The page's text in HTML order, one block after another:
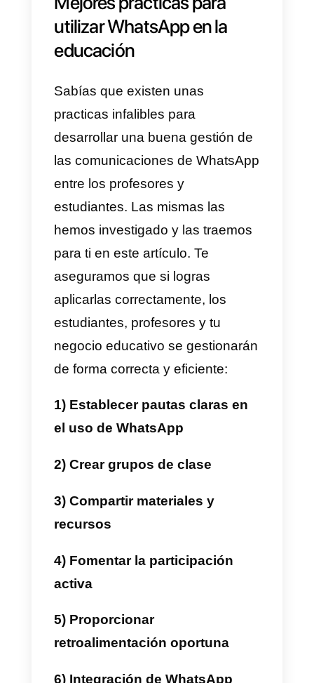
Además de la comunicación
directa, WhatsApp también
la posibilidad decrear grupos de
clase, donde los estudiantes
pueden interactuar entre sí y
colaborar en proyectos y tareas.
Los grupos aportan en diversas
áreas, entre ellas el intercambio
de ideas, discusiones grupales y
debates interactivos.
Algo super importante del uso de
WhatsApp para la educación es
multimedia. Los estudiantes han
sus tareas y deberes a través de
esta plataforma, lo que ha
resultado una gran estrategia
debido a que a raíz de la
pandemia las instituciones han
tenido que adquirir nuevas
soluciones de comunicación.